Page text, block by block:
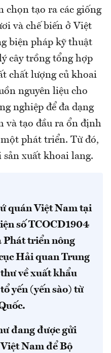
chọn tạo ra các giống
và chế biến ở Việt
biện pháp kỹ thuật
cây trồng tổng hợp
chất lượng củ khoai
nguyên liệu cho
nghiệp để đa dạng
và tạo đầu ra ổn định
phát triển. Từ đó,
xuất khoai lang.
quán Việt Nam tại
số TCOCD1904
Phát triển nông
Hải quan Trung
về xuất khẩu
yến (yến sào) từ
đang được gửi
Nam để Bộ